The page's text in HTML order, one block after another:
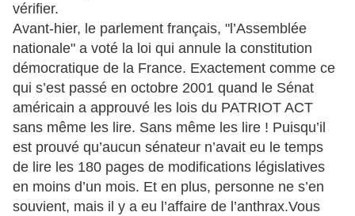
vérifier.
Avant-hier, le parlement français, "l’Assemblée
nationale" a voté la loi qui annule la constitution
démocratique de la France. Exactement comme ce
qui s’est passé en octobre 2001 quand le Sénat
américain a approuvé les lois du PATRIOT ACT
sans même les lire. Sans même les lire ! Puisqu’il
est prouvé qu’aucun sénateur n’avait eu le temps
de lire les 180 pages de modifications législatives
en moins d’un mois. Et en plus, personne ne s’en
souvient, mais il y a eu l’affaire de l’anthrax.Vous